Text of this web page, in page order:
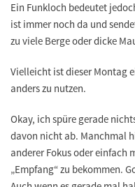
Ein Funkloch bedeutet
ist immer noch da und
zu viele Berge oder dicke
Vielleicht ist dieser Montag
anders zu nutzen.
Okay, ich spüre gerade
davon nicht ab. Manchmal
anderer Fokus oder einfach
„Empfang“ zu bekommen.